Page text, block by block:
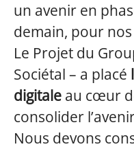
un avenir en
demain, pour
Le Projet du
Sociétal – a placé
digitale au cœur
consolider
Nous devons